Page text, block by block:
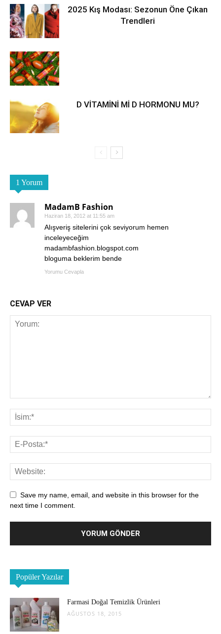
2025 Kış Modası: Sezonun Öne Çıkan
Trendleri
D VİTAMİNİ Mİ D HORMONU MU?
1 Yorum
MadamB Fashion
Haziran 18, 2012 at 11:55 am
Alışveriş sitelerini çok seviyorum hemen
inceleyeceğim
madambfashion.blogspot.com
bloguma beklerim bende
Yorumu Cevapla
CEVAP VER
Save my name, email, and website in this browser for the
next time I comment.
Popüler Yazılar
Farmasi Doğal Temizlik Ürünleri
AĞUSTOS 18, 2015